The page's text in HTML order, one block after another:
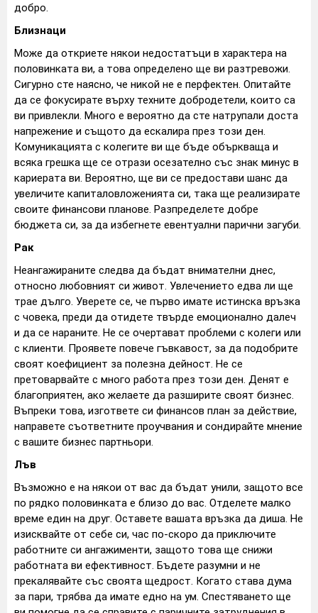
добро.
Близнаци
Може да откриете някои недостатъци в характера на
половинката ви, а това определено ще ви разтревожи.
Сигурно сте наясно, че никой не е перфектен. Опитайте
да се фокусирате върху техните добродетели, които са
ви привлекли. Много е вероятно да сте натрупали доста
напрежение и същото да ескалира през този ден.
Комуникацията с колегите ви ще бъде объркваща и
всяка грешка ще се отрази осезателно със знак минус в
кариерата ви. Вероятно, ще ви се предостави шанс да
увеличите капиталовложенията си, така ще реализирате
своите финансови планове. Разпределете добре
бюджета си, за да избегнете евентуални парични загуби.
Рак
Неангажираните следва да бъдат внимателни днес,
относно любовният си живот. Увлечението едва ли ще
трае дълго. Уверете се, че първо имате истинска връзка
с човека, преди да отидете твърде емоционално далеч
и да се нараните. Не се очертават проблеми с колеги или
с клиенти. Проявете повече гъвкавост, за да подобрите
своят коефициент за полезна дейност. Не се
претоварвайте с много работа през този ден. Денят е
благоприятен, ако желаете да разширите своят бизнес.
Въпреки това, изгответе си финансов план за действие,
направете съответните проучвания и сондирайте мнение
с вашите бизнес партньори.
Лъв
Възможно е на някои от вас да бъдат унили, защото все
по рядко половинката е близо до вас. Отделете малко
време един на друг. Оставете вашата връзка да диша. Не
изисквайте от себе си, час по-скоро да приключите
работните си ангажименти, защото това ще снижи
работната ви ефективност. Бъдете разумни и не
прекалявайте със своята щедрост. Когато става дума
за пари, трябва да имате едно на ум. Спестяването ще